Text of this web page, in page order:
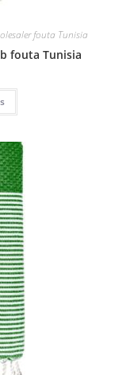
fouta Tunisia
fouta Tunisia